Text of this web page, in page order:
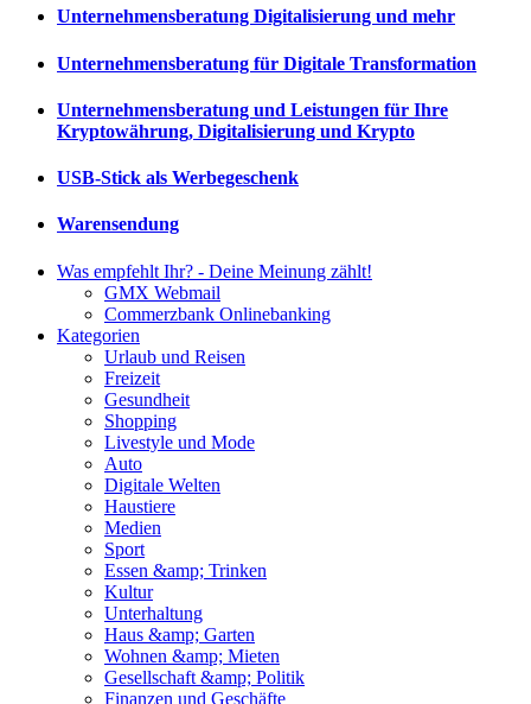
Unternehmensberatung Digitalisierung und mehr
Unternehmensberatung für Digitale Transformation
Unternehmensberatung und Leistungen für Ihre
Kryptowährung, Digitalisierung und Krypto
USB-Stick als Werbegeschenk
Warensendung
Was empfehlt Ihr? - Deine Meinung zählt!
GMX Webmail
Commerzbank Onlinebanking
Kategorien
Urlaub und Reisen
Freizeit
Gesundheit
Shopping
Livestyle und Mode
Auto
Digitale Welten
Haustiere
Medien
Sport
Essen &amp; Trinken
Kultur
Unterhaltung
Haus &amp; Garten
Wohnen &amp; Mieten
Gesellschaft &amp; Politik
Finanzen und Geschäfte